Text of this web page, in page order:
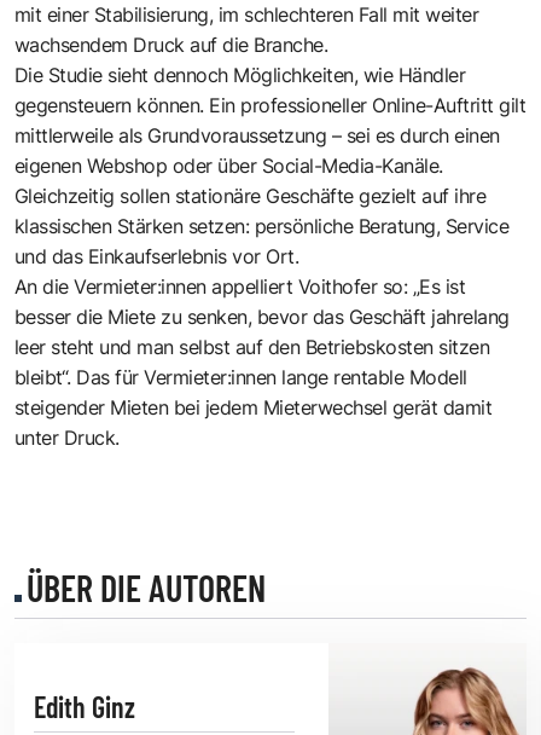
mit einer Stabilisierung, im schlechteren Fall mit weiter
wachsendem Druck auf die Branche.
Die Studie sieht dennoch Möglichkeiten, wie Händler
gegensteuern können. Ein professioneller Online-Auftritt gilt
mittlerweile als Grundvoraussetzung – sei es durch einen
eigenen Webshop oder über Social-Media-Kanäle.
Gleichzeitig sollen stationäre Geschäfte gezielt auf ihre
klassischen Stärken setzen: persönliche Beratung, Service
und das Einkaufserlebnis vor Ort.
An die Vermieter:innen appelliert Voithofer so: „Es ist
besser die Miete zu senken, bevor das Geschäft jahrelang
leer steht und man selbst auf den Betriebskosten sitzen
bleibt“. Das für Vermieter:innen lange rentable Modell
steigender Mieten bei jedem Mieterwechsel gerät damit
unter Druck.
ÜBER DIE AUTOREN
Edith Ginz